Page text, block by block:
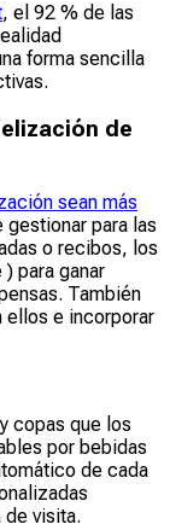
, el 92 % de las
forma sencilla
de
sean más
para las
o recibos, los
para ganar
También
e incorporar
copas que los
por bebidas
de cada
de visita.